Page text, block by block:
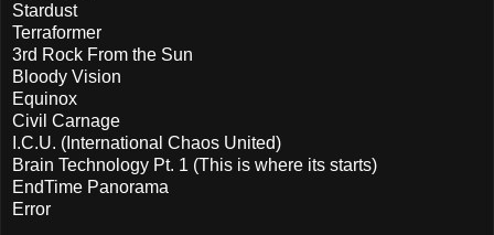
Stardust
Terraformer
3rd Rock From the Sun
Bloody Vision
Equinox
Civil Carnage
I.C.U. (International Chaos United)
Brain Technology Pt. 1 (This is where its starts)
EndTime Panorama
Error